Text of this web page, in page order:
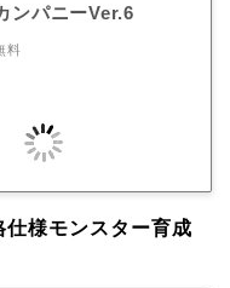
ンパニーVer.6
料
様モンスター育成